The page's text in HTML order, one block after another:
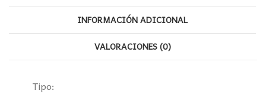
INFORMACIÓN ADICIONAL
VALORACIONES (0)
Tipo: